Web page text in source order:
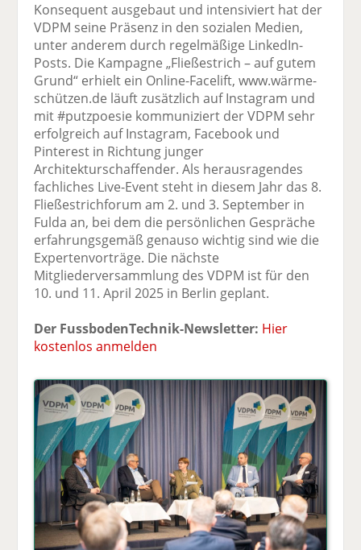
Konsequent ausgebaut und intensiviert hat der
VDPM seine Präsenz in den sozialen Medien,
unter anderem durch regelmäßige LinkedIn-
Posts. Die Kampagne „Fließestrich – auf gutem
Grund“ erhielt ein Online-Facelift, www.wärme-
schützen.de läuft zusätzlich auf Instagram und
mit #putzpoesie kommuniziert der VDPM sehr
erfolgreich auf Instagram, Facebook und
Pinterest in Richtung junger
Architekturschaffender. Als herausragendes
fachliches Live-Event steht in diesem Jahr das 8.
Fließestrichforum am 2. und 3. September in
Fulda an, bei dem die persönlichen Gespräche
erfahrungsgemäß genauso wichtig sind wie die
Expertenvorträge. Die nächste
Mitgliederversammlung des VDPM ist für den
10. und 11. April 2025 in Berlin geplant.
Der FussbodenTechnik-Newsletter: Hier
kostenlos anmelden